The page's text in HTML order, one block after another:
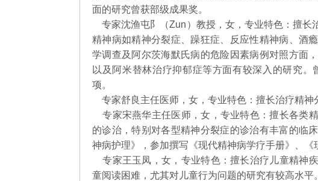
面的研究曾获部级成果奖。
专家沈渔屯阝（Zun）教授，女，专业特色：擅长
精神病如精神分裂症、躁狂症、反应性精神病、酒
学调查及阿尔茨海默氏病的危险因素病例对照方面
以及阿米替林治疗抑郁症等方面有较深入的研究
项。
专家舒良主任医师，女，专业特色：擅长治疗精神
专家宋燕华主任医师，女，专业特色：擅长各类
的诊治，特别对各型精神分裂症的诊治有丰富的临
神病护理》，参加撰写《现代精神病学疗手册》、《
专家王玉凤，女，专业特色：擅长治疗儿童精神
童阅读困难，尤其对儿童行为问题的研究有较高水平。